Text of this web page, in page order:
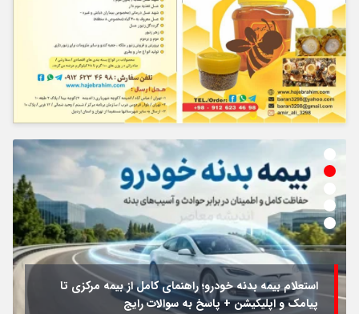
استعلام بیمه بدنه خودرو؛ راهنمای کامل از بیمه مرکزی تا
پیامک و اپلیکیشن + پاسخ به سوالات رایج